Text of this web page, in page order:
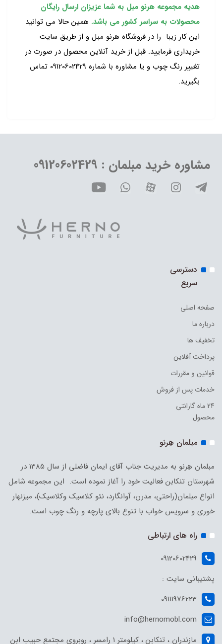
هدیه مجموعه هرنو مبل به شما عزیزان ارسال رایگان
محصولات به سراسر کشور می باشد. همین حالا می توانید
این کار زیبا را در فروشگاه هرنو مبل و از طریق سایت
خریداری فرمایید. قبل از خرید آنلاین محصول در صورت در
تغییر رنگ چوب و یا مشاوره با شماره 09120602429 تماس
بگیرید.
مشاوره خرید مبلمان : 09120602429
دسترسی
سریع
صفحه اصلی
درباره ما
تخفیف ها
پرداخت آفلاین
قوانین و مقررات
خدمات پس از فروش
24 ماه گارانتی
محصول
مبلمان هِرنو
مبلمان هِرنو به مدیریت جناب آقای ایمان فاضلی از سال 1385 در
شهرستان تنکابن فعالیت خود را آغاز نموده است. این مجموعه شامل
انواع مبلمان(راحتی، مدرن، آوانگارد، نئو کلاسیک وکلاسیک)، میزنهار
خوری و سرویس خواب با تنوع بالای پارچه و رنگ چوب است.
راه های ارتباطی
09120602429
پشتیبانی سایت :
09111976223
info@hernomobl.com
مازندران ، تنکابن ، کیلومتر 1 رامسر ، روبروی مجتمع حبیب ابن